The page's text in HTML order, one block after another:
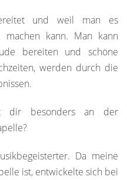
und weil man es
kann. Man kann
bereiten und schöne
werden durch die
dir besonders an der
Da meine
ist, entwickelte sich bei